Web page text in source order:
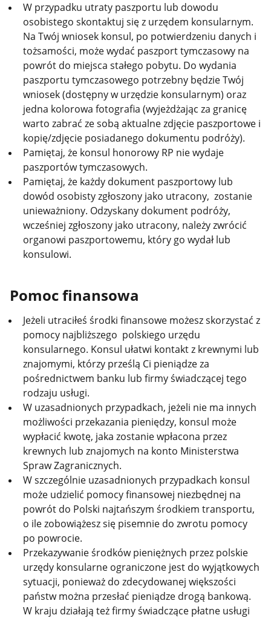
W przypadku utraty paszportu lub dowodu
osobistego skontaktuj się z urzędem konsularnym.
Na Twój wniosek konsul, po potwierdzeniu danych i
tożsamości, możewydać paszport tymczasowy na
powrót do miejsca stałego pobytu. Do wydania
paszportu tymczasowego potrzebny będzie Twój
wniosek (dostępny w urzędzie konsularnym) oraz
jedna kolorowa fotografia (wyjeżdżając za granicę
warto zabrać ze sobą aktualne zdjęcie paszportowe i
kopię/zdjęcie posiadanego dokumentu podróży).
Pamiętaj, że konsul honorowy RP nie wydaje
paszportów tymczasowych.
Pamiętaj, że każdy dokument paszportowy lub
dowód osobisty zgłoszony jako utracony, zostanie
unieważniony. Odzyskany dokument podróży,
wcześniej zgłoszony jako utracony, należy zwrócić
organowi paszportowemu, który go wydał lub
konsulowi.
Pomoc finansowa
Jeżeli utraciłeś środki finansowe możesz skorzystać z
pomocy najbliższego polskiego urzędu
konsularnego. Konsul ułatwi kontakt z krewnymi lub
znajomymi, którzy prześlą Ci pieniądze za
pośrednictwem banku lub firmy świadczącej tego
rodzaju usługi.
W uzasadnionych przypadkach, jeżeli nie ma innych
możliwości przekazania pieniędzy, konsul może
wypłacić kwotę, jaka zostanie wpłacona przez
krewnych lub znajomych na konto Ministerstwa
Spraw Zagranicznych.
W szczególnie uzasadnionych przypadkach konsul
może udzielić pomocy finansowej niezbędnej na
powrót do Polski najtańszym środkiem transportu,
o ile zobowiążesz się pisemnie do zwrotu pomocy
po powrocie.
Przekazywanie środków pieniężnych przez polskie
urzędy konsularne ograniczone jest do wyjątkowych
sytuacji, ponieważ do zdecydowanej większości
państw można przesłać pieniądze drogą bankową.
W kraju działają też firmy świadczące płatne usługi